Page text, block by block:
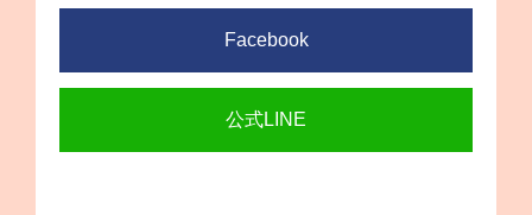
Facebook
公式LINE